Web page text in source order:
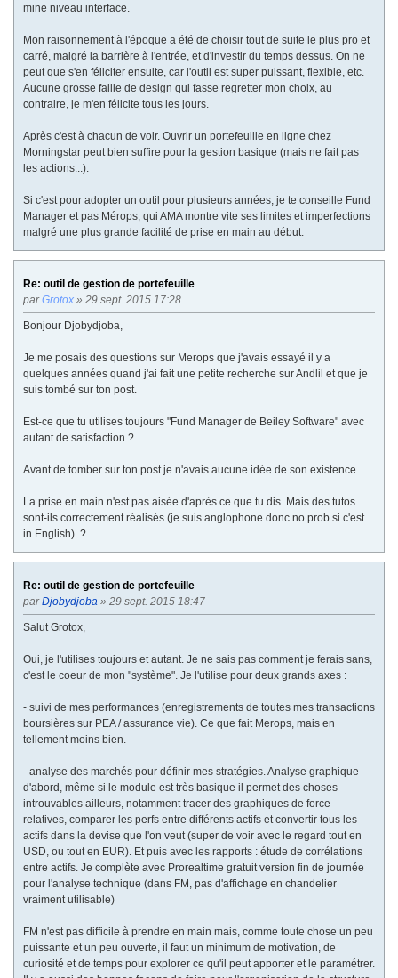
mine niveau interface.
Mon raisonnement à l'époque a été de choisir tout de suite le plus pro et
carré, malgré la barrière à l'entrée, et d'investir du temps dessus. On ne
peut que s'en féliciter ensuite, car l'outil est super puissant, flexible, etc.
Aucune grosse faille de design qui fasse regretter mon choix, au
contraire, je m'en félicite tous les jours.
Après c'est à chacun de voir. Ouvrir un portefeuille en ligne chez
Morningstar peut bien suffire pour la gestion basique (mais ne fait pas
les actions...).
Si c'est pour adopter un outil pour plusieurs années, je te conseille Fund
Manager et pas Mérops, qui AMA montre vite ses limites et imperfections
malgré une plus grande facilité de prise en main au début.
Re: outil de gestion de portefeuille
parGrotox » 29 sept. 2015 17:28
Bonjour Djobydjoba,
Je me posais des questions sur Merops que j'avais essayé il y a
quelques années quand j'ai fait une petite recherche sur Andlil et que je
suis tombé sur ton post.
Est-ce que tu utilises toujours "Fund Manager de Beiley Software" avec
autant de satisfaction ?
Avant de tomber sur ton post je n'avais aucune idée de son existence.
La prise en main n'est pas aisée d'après ce que tu dis. Mais des tutos
sont-ils correctement réalisés (je suis anglophone donc no prob si c'est
in English). ?
Re: outil de gestion de portefeuille
parDjobydjoba » 29 sept. 2015 18:47
Salut Grotox,
Oui, je l'utilises toujours et autant. Je ne sais pas comment je ferais sans,
c'est le coeur de mon "système". Je l'utilise pour deux grands axes :
- suivi de mes performances (enregistrements de toutes mes transactions
boursières sur PEA / assurance vie). Ce que fait Merops, mais en
tellement moins bien.
- analyse des marchés pour définir mes stratégies. Analyse graphique
d'abord, même si le module est très basique il permet des choses
introuvables ailleurs, notamment tracer des graphiques de force
relatives, comparer les perfs entre différents actifs et convertir tous les
actifs dans la devise que l'on veut (super de voir avec le regard tout en
USD, ou tout en EUR). Et puis avec les rapports : étude de corrélations
entre actifs. Je complète avec Prorealtime gratuit version fin de journée
pour l'analyse technique (dans FM, pas d'affichage en chandelier
vraiment utilisable)
FM n'est pas difficile à prendre en main mais, comme toute chose un peu
puissante et un peu ouverte, il faut un minimum de motivation, de
curiosité et de temps pour explorer ce qu'il peut apporter et le paramétrer.